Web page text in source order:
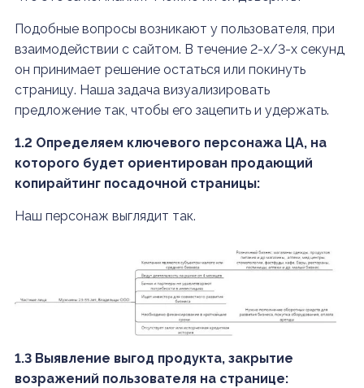
Подобные вопросы возникают у пользователя, при
взаимодействии с сайтом. В течение 2-х/3-х секунд
он принимает решение остаться или покинуть
страницу. Наша задача визуализировать
предложение так, чтобы его зацепить и удержать.
1.2 Определяем ключевого персонажа ЦА, на
которого будет ориентирован продающий
копирайтинг посадочной страницы:
Наш персонаж выглядит так.
1.3 Выявление выгод продукта, закрытие
возражений пользователя на странице: